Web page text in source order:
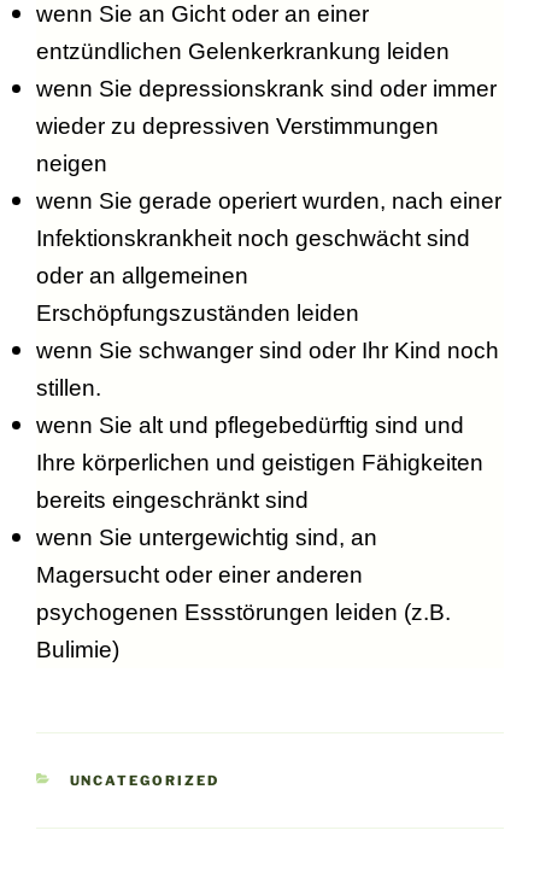
wenn Sie an Gicht oder an einer
entzündlichen Gelenkerkrankung leiden
wenn Sie depressionskrank sind oder immer
wieder zu depressiven Verstimmungen
neigen
wenn Sie gerade operiert wurden, nach einer
Infektionskrankheit noch geschwächt sind
oder an allgemeinen
Erschöpfungszuständen leiden
wenn Sie schwanger sind oder Ihr Kind noch
stillen.
wenn Sie alt und pflegebedürftig sind und
Ihre körperlichen und geistigen Fähigkeiten
bereits eingeschränkt sind
wenn Sie untergewichtig sind, an
Magersucht oder einer anderen
psychogenen Essstörungen leiden (z.B.
Bulimie)
KATEGORIEN
UNCATEGORIZED